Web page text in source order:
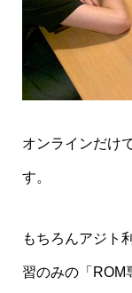
オンラインだけ
す。
もちろんアジト
習のみの「ROM